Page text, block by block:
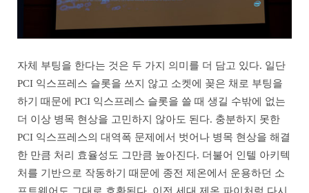
자체 부팅을 한다는 것은 두 가지 의미를 더 담고 있다. 일단
PCI 익스프레스 슬롯을 쓰지 않고 소켓에 꽂은 채로 부팅을
하기 때문에 PCI 익스프레스 슬롯을 쓸 때 생길 수밖에 없는
더 이상 병목 현상을 고민하지 않아도 된다. 충분하지 못한
PCI 익스프레스의 대역폭 문제에서 벗어나 병목 현상을 해결
한 만큼 처리 효율성도 그만큼 높아진다. 더불어 인텔 아키텍
처를 기반으로 작동하기 때문에 종전 제온에서 운용하던 소